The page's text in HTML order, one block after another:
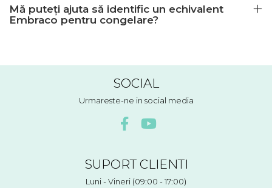
Mă puteți ajuta să identific un echivalent
Embraco pentru congelare?
SOCIAL
Urmareste-ne in social media
SUPORT CLIENTI
Luni - Vineri (09:00 - 17:00)